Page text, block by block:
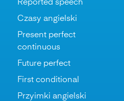
Reported speech
Czasy angielski
Present perfect
continuous
Future perfect
First conditional
Przyimki angielski